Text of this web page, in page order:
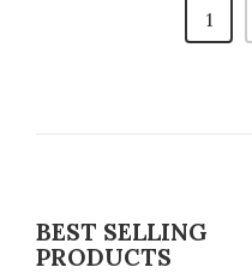
1
BEST SELLING
PRODUCTS